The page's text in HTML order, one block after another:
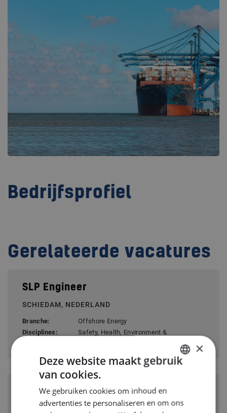
Bedrijfsprofiel
Gerelateerde vacatures
SLP Engineer
SCHIEDAM, NEDERLAND
Branche:
Offshore Energy
Disciplines:
Safety, Health, Environment &
Quality Manager Navy Vessel
LEMWERDER, DUITSLAND
×
Deze website maakt gebruik
van cookies.
We gebruiken cookies om inhoud en
advertenties te personaliseren en om ons